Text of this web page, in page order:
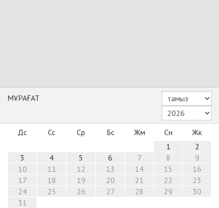
МҰРАҒАТ
Дс Сс Ср Бс Жм Сн
Жк
1
2
3
4 5 6 7 8
9
10
11 12 13 14 15
16
17
18 19 20 21 22
23
24
25 26 27 28 29
30
31